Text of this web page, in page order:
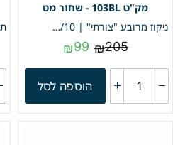
103BL - שחור מט
ניקוז מרובע "צורתי" | 10/10 | פטנט חוסם ריחות וחרקים | שחור מט | מק"ט 103BL
₪205
₪99
הוספה לסל